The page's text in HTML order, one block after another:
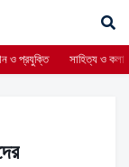
ও প্রযুক্তি সাহিত্য ও কলা